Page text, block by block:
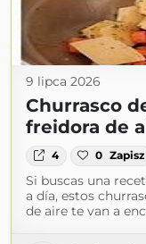
9 lipca 2026
Churrasco
freidora de
4 0 Zapisz
Si buscas una
a día, estos
de aire te van a